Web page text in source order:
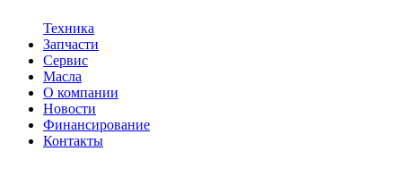
Техника
Запчасти
Сервис
Масла
О компании
Новости
Финансирование
Контакты